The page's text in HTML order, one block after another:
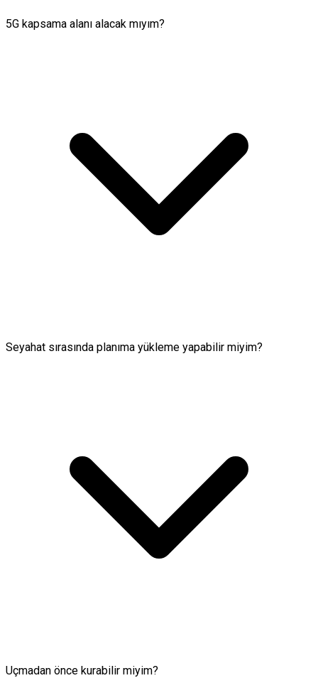
5G kapsama alanı alacak mıyım?
Seyahat sırasında planıma yükleme yapabilir miyim?
Uçmadan önce kurabilir miyim?